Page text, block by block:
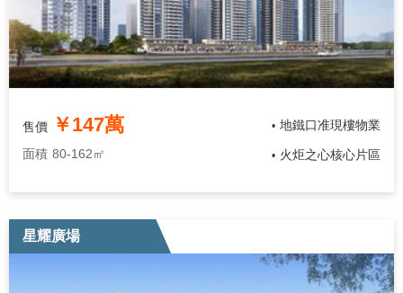
售價 ￥147萬
面積 80-162㎡
• 地鐵口准現樓物業
• 火炬之心核心片區
星耀廣場